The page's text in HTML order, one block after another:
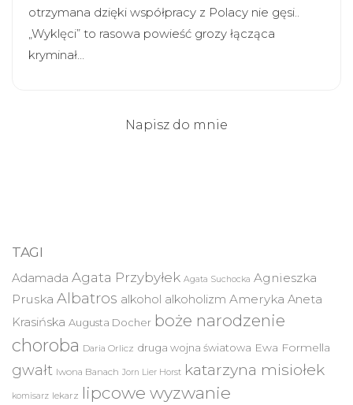
otrzymana dzięki współpracy z Polacy nie gęsi..
„Wyklęci” to rasowa powieść grozy łącząca
kryminał…
Napisz do mnie
TAGI
Adamada Agata Przybyłek Agata Suchocka Agnieszka
Pruska Albatros alkohol alkoholizm Ameryka Aneta
Krasińska Augusta Docher boże narodzenie
choroba Daria Orlicz druga wojna światowa Ewa Formella
gwałt Iwona Banach Jorn Lier Horst katarzyna misiołek
komisarz lekarz lipcowe wyzwanie